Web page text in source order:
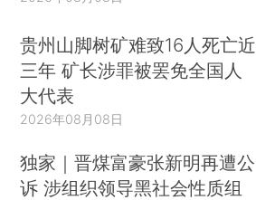
贵州山脚树矿难致16人死亡近
三年 矿长涉罪被罢免全国人
大代表
2026年08月08日
独家｜晋煤富豪张新明再遭公
诉 涉组织领导黑社会性质组